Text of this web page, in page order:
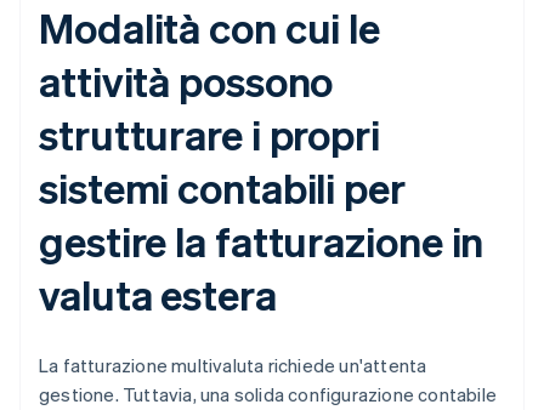
Modalità con cui le
attività possono
strutturare i propri
sistemi contabili per
gestire la fatturazione in
valuta estera
La fatturazione multivaluta richiede un'attenta
gestione. Tuttavia, una solida configurazione contabile